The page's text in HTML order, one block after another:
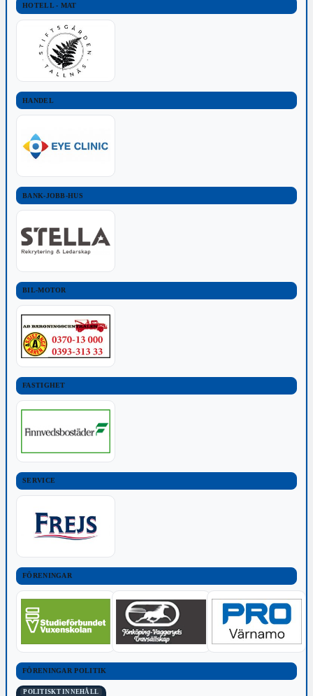
HOTELL - MAT
HANDEL
BANK-JOBB-HUS
BIL-MOTOR
FASTIGHET
SERVICE
FÖRENINGAR
FÖRENINGAR POLITIK
POLITISKT INNEHÅLL